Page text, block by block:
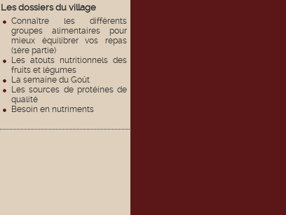
Les dossiers du village
Connaître les différents
groupes alimentaires pour
mieux équilibrer vos repas
(1ère partie)
Les atouts nutritionnels des
fruits et légumes
La semaine du Goût
Les sources de protéines de
qualité
Besoin en nutriments